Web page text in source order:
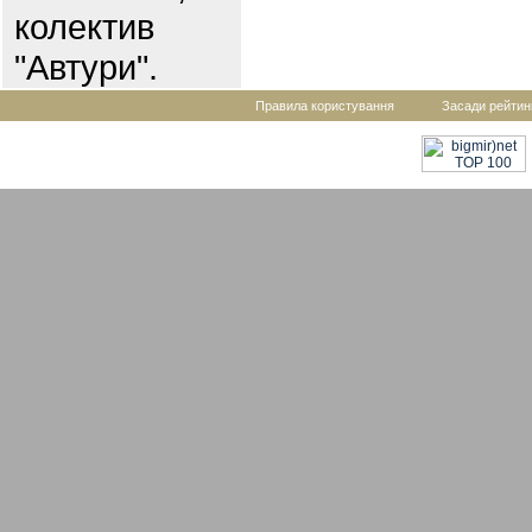
колектив
"Автури".
Правила користування Засади